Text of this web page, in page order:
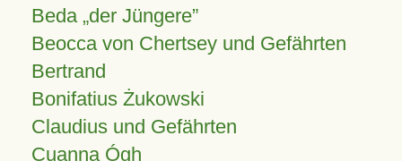
Beda „der Jüngere”
Beocca von Chertsey und Gefährten
Bertrand
Bonifatius Żukowski
Claudius und Gefährten
Cuanna Ógh